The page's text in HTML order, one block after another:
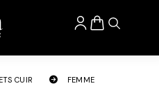
CUIR FEMME